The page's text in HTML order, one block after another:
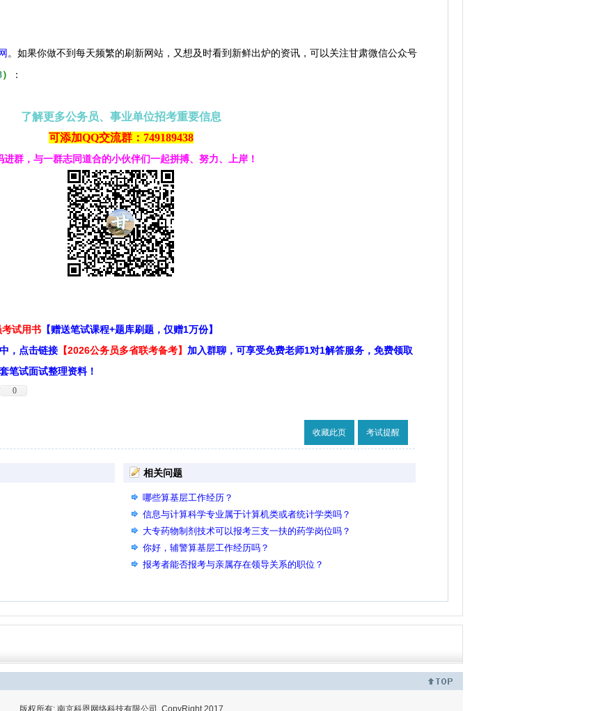
。 如果你做不到每天频繁的刷新网站，又想及时看到新鲜出炉的资讯，可以关注甘肃微信公众号
） ：
了解更多公务员、事业单位招考重要信息
可添加QQ交流群：749189438
进群，与一群志同道合的小伙伴们一起拼搏、努力、上岸！
试用书 【赠送笔试课程+题库刷题，仅赠1万份】
，点击链接 【2026公务员多省联考备考】 加入群聊，可享受免费老师1对1解答服务，免费领取
笔试面试整理资料！
0
收藏此页 考试提醒
相关问题
哪些算基层工作经历？
信息与计算科学专业属于计算机类或者统计学类吗？
大专药物制剂技术可以报考三支一扶的药学岗位吗？
你好，辅警算基层工作经历吗？
报考者能否报考与亲属存在领导关系的职位？
版权所有: 南京科恩网络科技有限公司 CopyRight 2017